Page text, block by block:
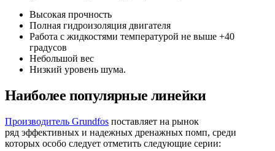
Высокая прочность
Полная гидроизоляция двигателя
Работа с жидкостями температурой не выше +40
градусов
Небольшой вес
Низкий уровень шума.
Наиболее популярные линейки
Производитель Grundfos поставляет на рынок
ряд эффективных и надежных дренажных помп, среди
которых особо следует отметить следующие серии: